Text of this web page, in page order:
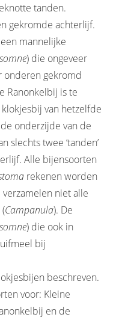
tanden.
gekromde achterlijf.
mannelijke
) die ongeveer
onderen gekromd
Ranonkelbij is te
van hetzelfde
onderzijde van de
slechts twee ‘tanden’
Alle bijensoorten
rekenen worden
niet alle
Campanula). De
) die ook in
bij
beschreven.
voor: Kleine
en de